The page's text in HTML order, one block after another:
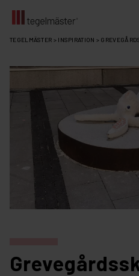
Fortsätt
innehållet
TEGELMÄSTER > INSPIRATION >